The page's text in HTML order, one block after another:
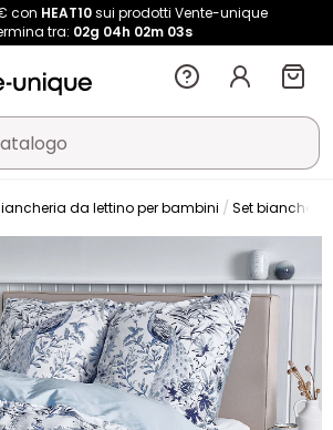
con HEAT10sui prodotti Vente-unique
tra: 02g 04h 02m 03s
da lettino per bambini Set